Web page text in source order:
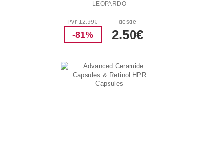
LEOPARDO
Pvr 12.99€
-81%
desde
2.50€